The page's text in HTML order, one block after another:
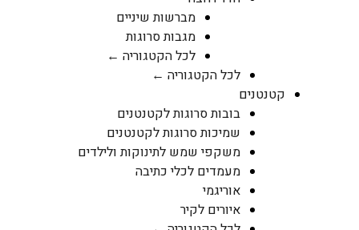
מברשות שיניים
מגבות סרוגות
לכל הקטגוריה ←
לכל הקטגוריה ←
קטנטנים
בובות סרוגות לקטנטנים
שמיכות סרוגות לקטנטנים
משקפי שמש לתינוקות ולילדים
מעמדים לכלי כתיבה
אוריגמי
איורים לקיר